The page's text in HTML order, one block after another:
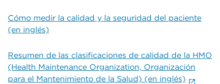
Cómo medir la calidad y la seguridad del paciente
(en inglés)
Resumen de las clasificaciones de calidad de la HMO
(Health Maintenance Organization, Organización
para el Mantenimiento de la Salud) (en inglés)